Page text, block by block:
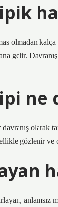
olmadan
gelir.
ne
olarak
gözlenir ve